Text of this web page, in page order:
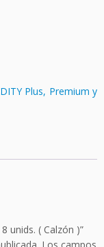
Plus, Premium y
unids. ( Calzón )”